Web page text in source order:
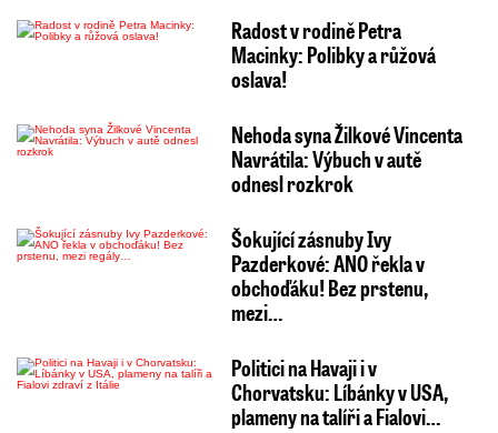
Radost v rodině Petra
Macinky: Polibky a růžová
oslava!
Nehoda syna Žilkové Vincenta
Navrátila: Výbuch v autě
odnesl rozkrok
Šokující zásnuby Ivy
Pazderkové: ANO řekla v
obchoďáku! Bez prstenu,
mezi…
Politici na Havaji i v
Chorvatsku: Líbánky v USA,
plameny na talíři a Fialovi…